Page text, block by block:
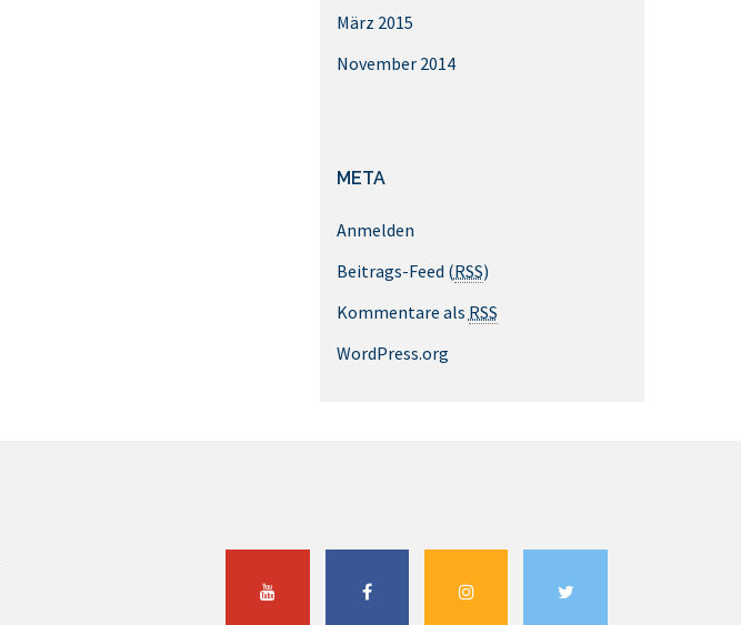
März 2015
November 2014
META
Anmelden
Beitrags-Feed (RSS)
Kommentare als RSS
WordPress.org